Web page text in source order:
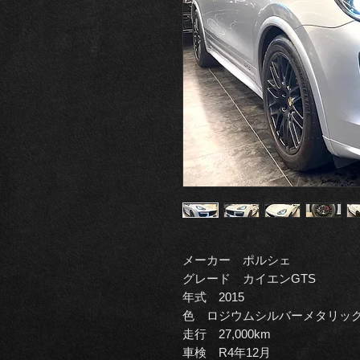
メーカー ポルシェ
グレード カイエンGTS
年式 2015
色 ロジウムシルバーメタリッ
走行 27,000km
車検 R4年12月